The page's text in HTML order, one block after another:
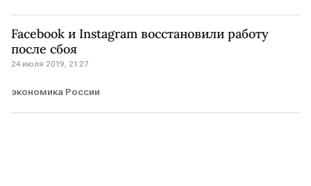
Facebook и Instagram восстановили работу
после сбоя
24 июля 2019, 21:27
экономика России